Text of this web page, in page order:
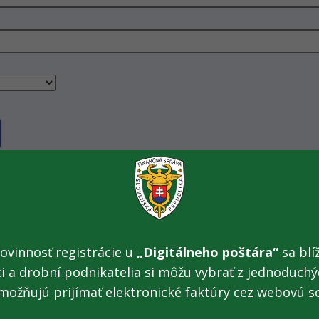
PSČ Ulica číslo
Dátum vydania osvedčenia o
do evidencie spotrebiteľov
registrácie u „Digitálneho poštára“ sa
a drobní podnikatelia si môžu vybrať z
prijímať elektronické faktúry cez webovú